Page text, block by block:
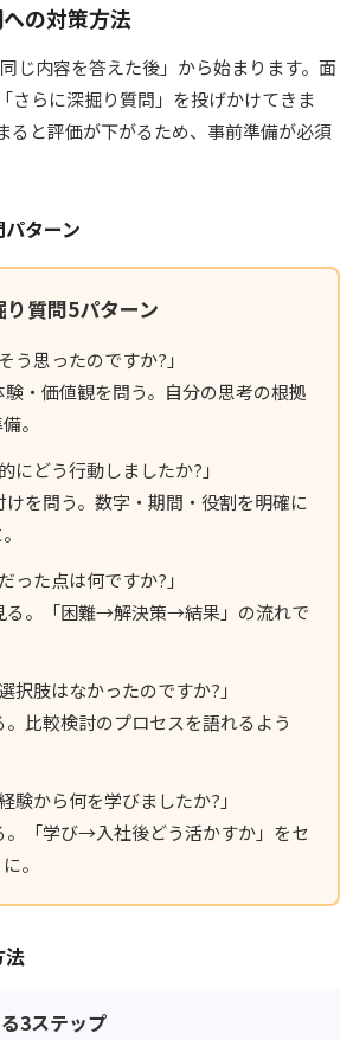
の対策方法
じ内容を答えた後」から始まります。面
「さらに深掘り質問」を投げかけてきま
ると評価が下がるため、事前準備が必須
ターン
質問5パターン
う思ったのですか?」
・価値観を問う。自分の思考の根拠
。
にどう行動しましたか?」
を問う。数字・期間・役割を明確に
った点は何ですか?」
る。「困難→解決策→結果」の流れで
択肢はなかったのですか?」
比較検討のプロセスを語れるよう
験から何を学びましたか?」
「学び→入社後どう活かすか」をセ
。
法
3ステップ